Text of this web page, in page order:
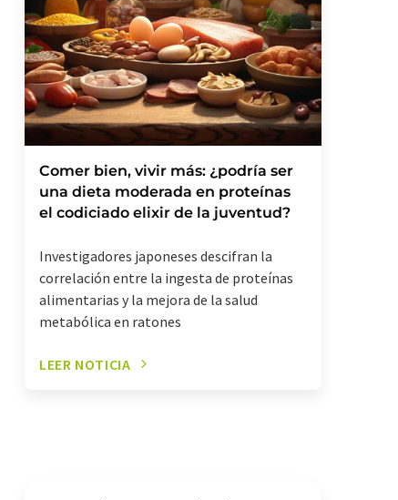
Comer bien, vivir más: ¿podría ser
una dieta moderada en proteínas
el codiciado elixir de la juventud?
Investigadores japoneses descifran la
correlación entre la ingesta de proteínas
alimentarias y la mejora de la salud
metabólica en ratones
LEER NOTICIA